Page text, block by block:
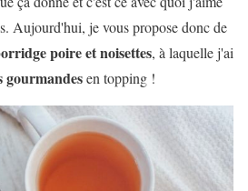
Aujourd'hui, je vous propose donc de
poire et noisettes, à laquelle j'ai
gourmandesen topping !